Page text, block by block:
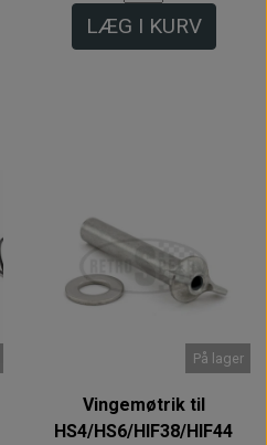
LÆG I KURV
På lager
Vingemøtrik til
HS4/HS6/HIF38/HIF44